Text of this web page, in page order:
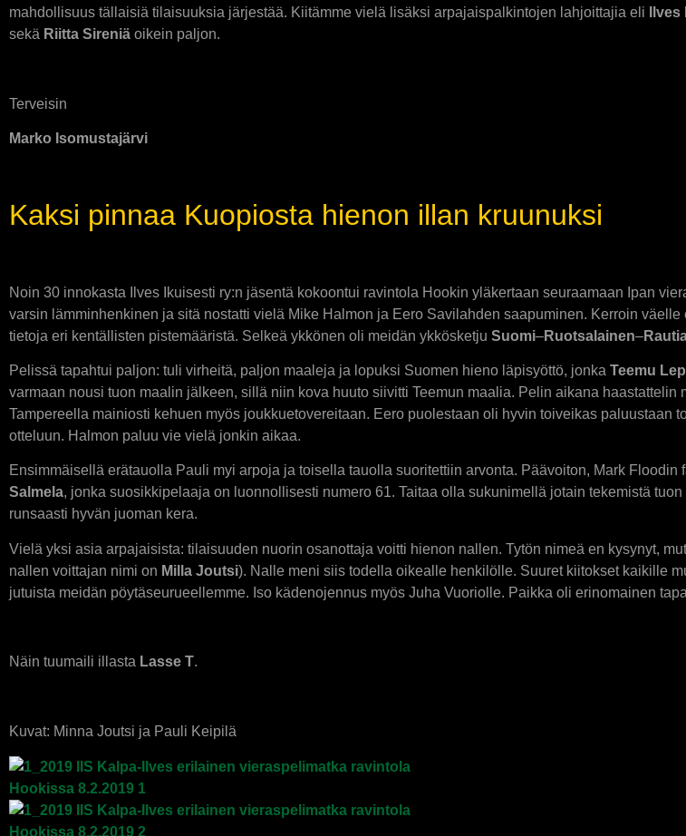
mahdollisuus tällaisiä tilaisuuksia järjestää. Kiitämme vielä lisäksi arpajaispalkintojen lahjoittajia eli
sekä Riitta Sireniä oikein paljon.
Terveisin
Marko Isomustajärvi
Kaksi pinnaa Kuopiosta hienon illan kruunuksi
Noin 30 innokasta Ilves Ikuisesti ry:n jäsentä kokoontui ravintola Hookin yläkertaan seuraamaan Ipan
varsin lämminhenkinen ja sitä nostatti vielä Mike Halmon ja Eero Savilahden saapuminen. Kerroin
tietoja eri kentällisten pistemääristä. Selkeä ykkönen oli meidän ykkösketju Suomi–Ruotsalainen–
Pelissä tapahtui paljon: tuli virheitä, paljon maaleja ja lopuksi Suomen hieno läpisyöttö, jonka Teemu
varmaan nousi tuon maalin jälkeen, sillä niin kova huuto siivitti Teemun maalia. Pelin aikana haastattelin
Tampereella mainiosti kehuen myös joukkuetovereitaan. Eero puolestaan oli hyvin toiveikas paluustaan
otteluun. Halmon paluu vie vielä jonkin aikaa.
Ensimmäisellä erätauolla Pauli myi arpoja ja toisella tauolla suoritettiin arvonta. Päävoiton, Mark Floodin
Salmela, jonka suosikkipelaaja on luonnollisesti numero 61. Taitaa olla sukunimellä jotain tekemistä
runsaasti hyvän juoman kera.
Vielä yksi asia arpajaisista: tilaisuuden nuorin osanottaja voitti hienon nallen. Tytön nimeä en kysynyt,
nallen voittajan nimi on Milla Joutsi). Nalle meni siis todella oikealle henkilölle. Suuret kiitokset kaikille
jutuista meidän pöytäseurueellemme. Iso kädenojennus myös Juha Vuoriolle. Paikka oli erinomainen
Näin tuumaili illasta Lasse T.
Kuvat: Minna Joutsi ja Pauli Keipilä